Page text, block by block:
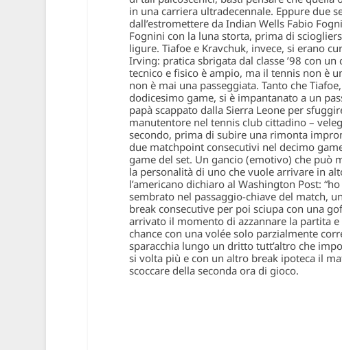
in una carriera ultradecennale. Eppure due
dall’estromettere da Indian Wells Fabio
Fognini con la luna storta, prima di
ligure. Tiafoe e Kravchuk, invece, si erano
Irving: pratica sbrigata dal classe ’98 con
tecnico e fisico è ampio, ma il tennis non è
non è mai una passeggiata. Tanto che
dodicesimo game, si è impantanato a un
papà scappato dalla Sierra Leone per
manutentore nel tennis club cittadino –
secondo, prima di subire una rimonta
due matchpoint consecutivi nel decimo
game del set. Un gancio (emotivo) che può
la personalitàdi uno che vuole arrivare in
l’americano dichiaro al Washington Post:
sembrato nel passaggio-chiavedel match,
break consecutive per poi sciupa con una
arrivato il momento di azzannare la partitae
chance con una volée solo parzialmente
sparacchia lungo un dritto tutt’altro che
si volta più e con un altro break ipoteca il
scoccare della seconda ora di gioco.